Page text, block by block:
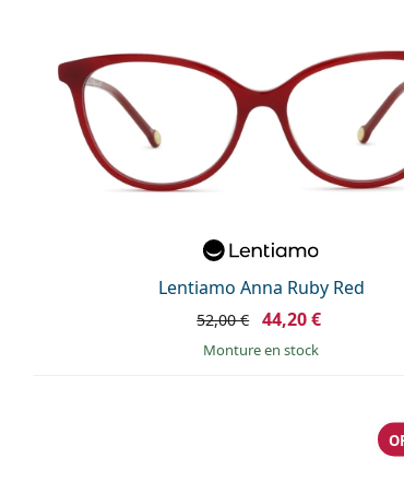
Lentiamo Anna Ruby Red
52,00 € 44,20 €
Monture en stock